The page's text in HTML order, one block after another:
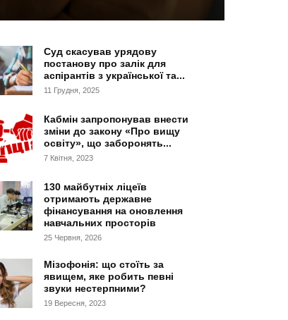
Суд скасував урядову
постанову про залік для
аспірантів з української та...
11 Грудня, 2025
Кабмін запропонував внести
зміни до закону «Про вищу
освіту», що заборонять...
7 Квітня, 2023
130 майбутніх ліцеїв
отримають державне
фінансування на оновлення
навчальних просторів
25 Червня, 2026
Мізофонія: що стоїть за
явищем, яке робить певні
звуки нестерпними?
19 Вересня, 2023